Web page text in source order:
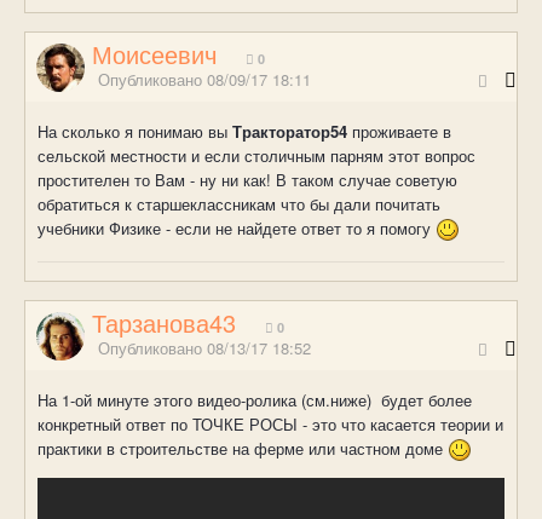
Моисеевич 0
Опубликовано 08/09/17 18:11
На сколько я понимаю вы Тракторатор54 проживаете в
сельской местности и если столичным парням этот вопрос
простителен то Вам - ну ни как! В таком случае советую
обратиться к старшеклассникам что бы дали почитать
учебники Физике - если не найдете ответ то я помогу
Тарзанова43 0
Опубликовано 08/13/17 18:52
На 1-ой минуте этого видео-ролика (см.ниже) будет более
конкретный ответ по ТОЧКЕ РОСЫ - это что касается теории и
практики в строительстве на ферме или частном доме